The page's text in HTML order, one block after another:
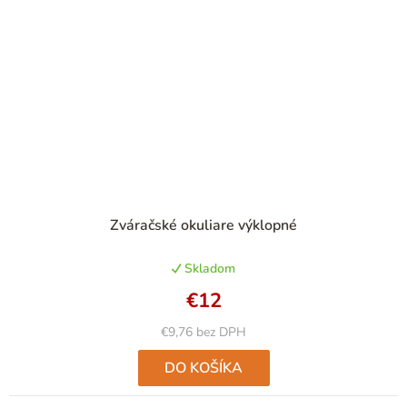
Zváračské okuliare výklopné
hodnotenie
je
5,0
z
5
hviezdičiek.
Skladom
€9,76 bez DPH
€12
DO KOŠÍKA